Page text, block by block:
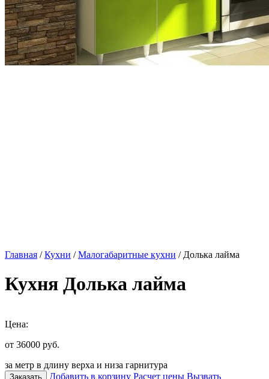
Главная /Кухни /Малогабаритные кухни / Долька лайма
Кухня Долька лайма
Цена:
от 36000 руб.
за метр в длину верха и низа гарнитура
Заказать Добавить в корзину Расчет цены Вызвать